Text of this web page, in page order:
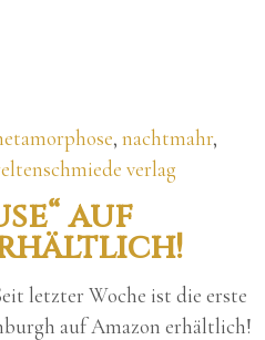
, nachtmahr,
verlag
auf
letzter Woche ist die erste
auf Amazon erhältlich!